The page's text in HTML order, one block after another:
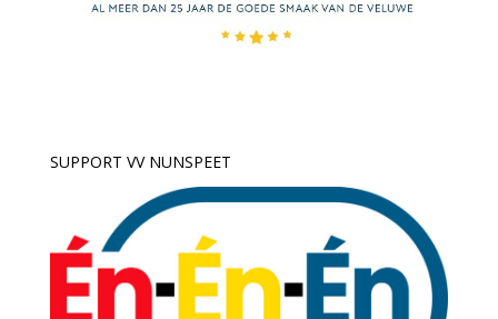
SUPPORT VV NUNSPEET